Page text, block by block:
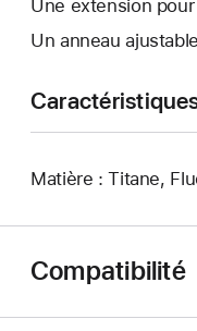
Une extension
Un anneau ajustable
Matière : Titane,
Compatibilité